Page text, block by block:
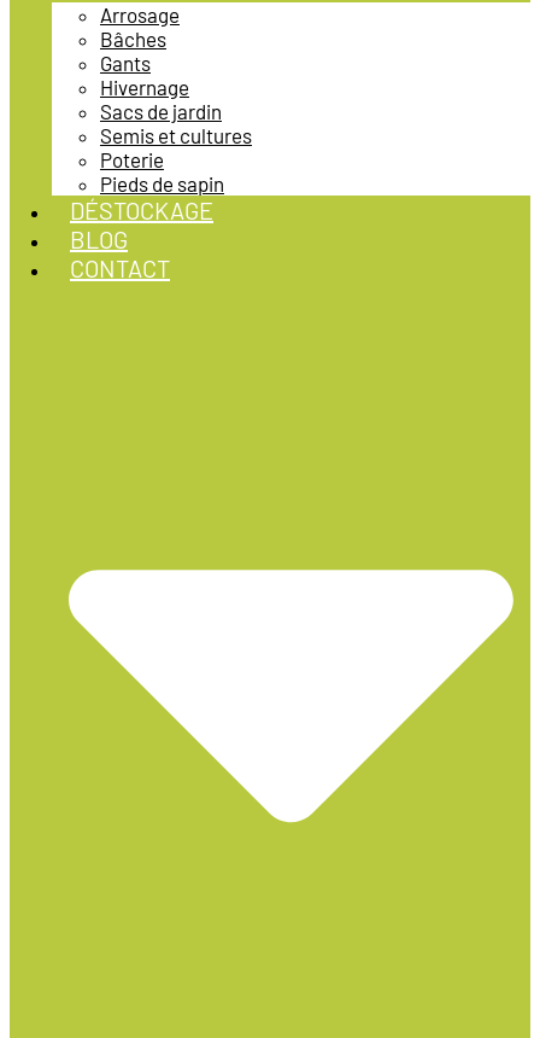
Arrosage
Bâches
Gants
Hivernage
Sacs de jardin
Semis et cultures
Poterie
Pieds de sapin
DÉSTOCKAGE
BLOG
CONTACT